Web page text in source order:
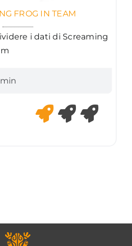
FROG IN TEAM
i dati di Screaming